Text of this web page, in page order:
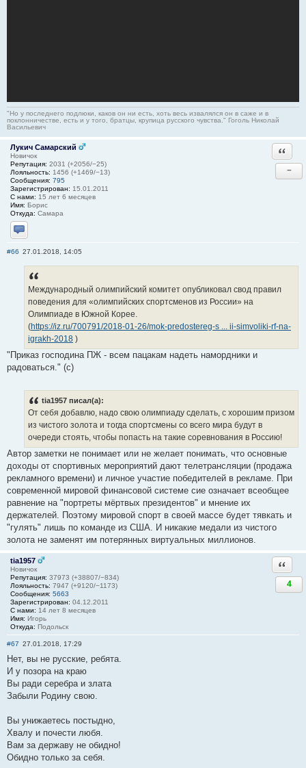
"Но у последнего подлюки, каков он ни есть, хоть весь извалялся он в саже и в
поклонничестве, есть и у того, братцы, крупица русского чувства." Гоголь Николай
Васильевич
Лукич Самарский
Новичок
Репутация: 2031 (+2056/−25)
Лояльность: 1456 (+1469/−13)
Сообщения: 795
Зарегистрирован: 15.01.2011
С нами: 15 лет 6 месяцев
Имя: Борис
Откуда: Самара
Отправить личное сообщение
−
#66 27.01.2018, 14:05
Международный олимпийский комитет опубликовал свод правил
поведения для «олимпийских спортсменов из России» на
Олимпиаде в Южной Корее.
(https://iz.ru/700791/2018-01-26/mok-predostereg-s ... ii-simvoliki-rf-na-
igrakh-2018 )
"Приказ господина ПЖ - всем пацакам надеть намордники и
радоваться." (с)
tia1957 писал(а):
От себя добавлю, надо свою олимпиаду сделать, с хорошим призом
из чистого золота и тогда спортсмены со всего мира будут в
очереди стоять, чтобы попасть на такие соревнования в Россию!
Автор заметки не понимает или не желает понимать, что основные
доходы от спортивных мероприятий дают телетрансляции (продажа
рекламного времени) и личное участие победителей в рекламе. При
современной мировой финансовой системе сие означает всеобщее
равнение на "портреты мёртвых президентов" и мнение их
держателей. Поэтому мировой спорт в своей массе будет тявкать и
"гулять" лишь по команде из США. И никакие медали из чистого
золота не заменят им потерянных виртуальных миллионов.
tia1957
Новичок
Репутация: 37973 (+38807/−834)
Лояльность: 7947 (+9120/−1173)
Сообщения: 5663
Зарегистрирован: 04.12.2011
С нами: 14 лет 8 месяцев
Имя: Игорь
Откуда: Подольск
4
#67 27.01.2018, 17:29
Нет, вы не русские, ребята.
И у позора на краю
Вы ради серебра и злата
Забыли Родину свою.
Вы унижаетесь постыдно,
Хвалу и почести любя.
Вам за державу не обидно!
Обидно только за себя.